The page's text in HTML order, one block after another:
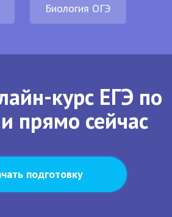
Биология ОГЭ
курс ЕГЭ по
прямо сейчас
подготовку